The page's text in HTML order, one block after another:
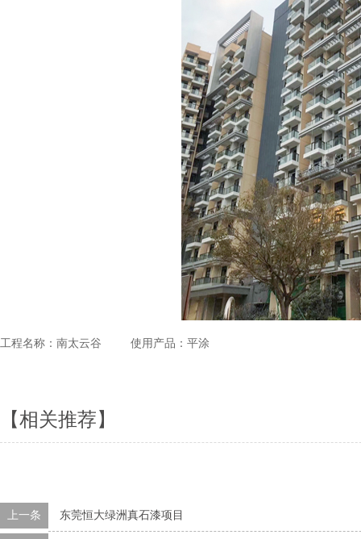
工程名称：南太云谷 使用产品：平涂
【相关推荐】
上一条 东莞恒大绿洲真石漆项目